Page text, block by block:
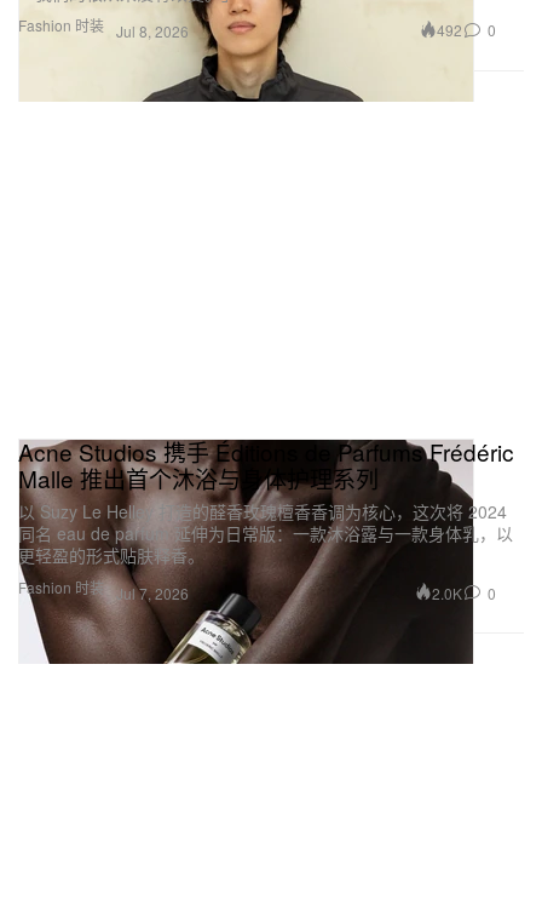
Fashion 时装 Jul 8, 2026 492 0
Fashion 时装
Acne Studios 携手 Éditions de Parfums Frédéric
Malle 推出首个沐浴与身体护理系列
以 Suzy Le Helley 打造的醛香玫瑰檀香香调为核心，这次将 2024
同名 eau de parfum 延伸为日常版：一款沐浴露与一款身体乳，以
更轻盈的形式贴肤释香。
Jul 7, 2026 2.0K 0